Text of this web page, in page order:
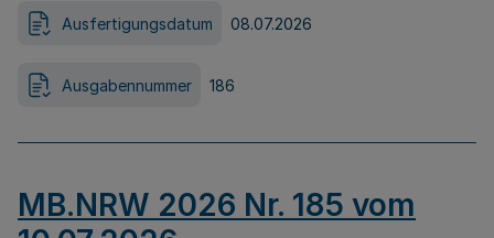
Ausfertigungsdatum 08.07.2026
Ausgabennummer 186
MB.NRW 2026 Nr. 185 vom